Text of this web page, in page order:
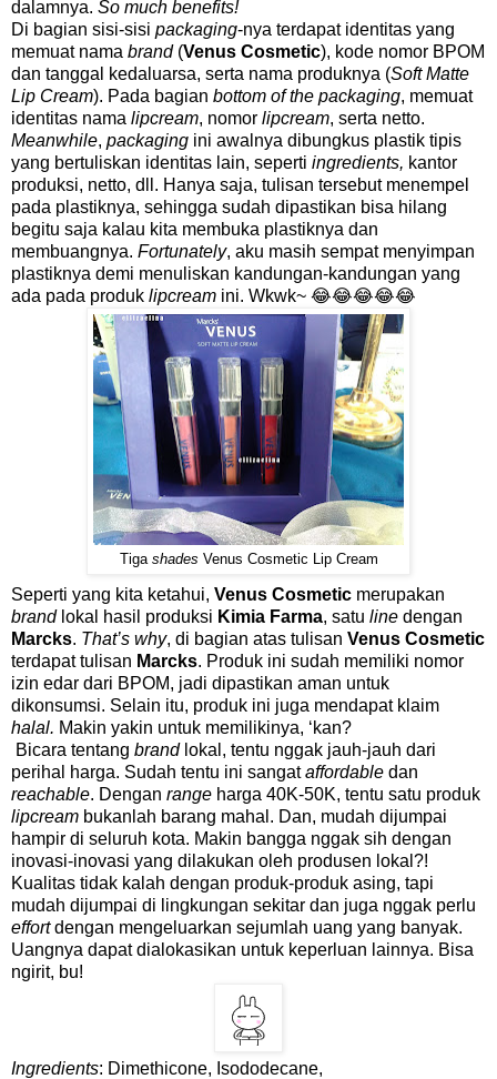
dalamnya. So much benefits!
Di bagian sisi-sisi packaging-nya terdapat identitas yang
memuat nama brand(Venus Cosmetic), kode nomor BPOM
dan tanggal kedaluarsa, serta nama produknya (Soft Matte
Lip Cream). Pada bagian bottom of the packaging, memuat
identitas nama lipcream, nomor lipcream, serta netto.
Meanwhile, packaging ini awalnya dibungkus plastik tipis
yang bertuliskan identitas lain, seperti ingredients, kantor
produksi, netto, dll. Hanya saja, tulisan tersebut menempel
pada plastiknya, sehingga sudah dipastikan bisa hilang
begitu saja kalau kita membuka plastiknya dan
membuangnya. Fortunately, aku masih sempat menyimpan
plastiknya demi menuliskan kandungan-kandungan yang
ada pada produk lipcream ini. Wkwk~ 😂😂😂😂😂
Tiga shades Venus Cosmetic Lip Cream
Seperti yang kita ketahui, Venus Cosmetic merupakan
brand lokal hasil produksi Kimia Farma, satu line dengan
Marcks. That’s why, di bagian atas tulisan Venus Cosmetic
terdapat tulisan Marcks. Produk ini sudah memiliki nomor
izin edar dari BPOM, jadi dipastikan aman untuk
dikonsumsi. Selain itu, produk ini juga mendapat klaim
halal. Makin yakin untuk memilikinya, ‘kan?
Bicara tentang brand lokal, tentu nggak jauh-jauh dari
perihal harga. Sudah tentu ini sangataffordable dan
reachable. Dengan range harga 40K-50K, tentu satu produk
lipcream bukanlah barang mahal. Dan, mudah dijumpai
hampir di seluruh kota. Makin bangga nggak sih dengan
inovasi-inovasi yang dilakukan oleh produsen lokal?!
Kualitas tidak kalah dengan produk-produk asing, tapi
mudah dijumpai di lingkungan sekitar dan juga nggak perlu
effortdengan mengeluarkan sejumlah uang yang banyak.
Uangnya dapat dialokasikan untuk keperluan lainnya. Bisa
ngirit, bu!
Ingredients: Dimethicone, Isododecane,